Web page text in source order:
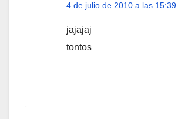
4 de julio de 2010 a las 15:39
jajajaj
tontos